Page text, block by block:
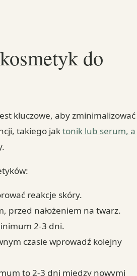
do
kluczowe, aby zminimalizować
takiego jaktonik lub serum, a
reakcje skóry.
przed nałożeniem na twarz.
2-3 dni.
czasie wprowadź kolejny
to 2-3 dni między nowymi